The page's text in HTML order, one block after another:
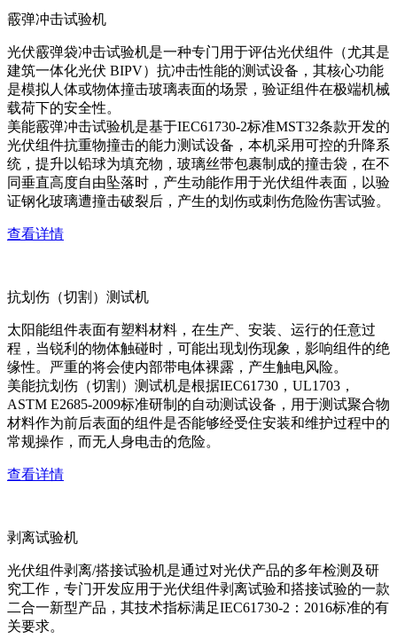
霰弹冲击试验机
光伏霰弹袋冲击试验机是一种专门用于评估光伏组件（尤其是
建筑一体化光伏 BIPV）抗冲击性能的测试设备，其核心功能
是模拟人体或物体撞击玻璃表面的场景，验证组件在极端机械
载荷下的安全性。
美能霰弹冲击试验机是基于IEC61730-2标准MST32条款开发的
光伏组件抗重物撞击的能力测试设备，本机采用可控的升降系
统，提升以铅球为填充物，玻璃丝带包裹制成的撞击袋，在不
同垂直高度自由坠落时，产生动能作用于光伏组件表面，以验
证钢化玻璃遭撞击破裂后，产生的划伤或刺伤危险伤害试验。
查看详情
抗划伤（切割）测试机
太阳能组件表面有塑料材料，在生产、安装、运行的任意过
程，当锐利的物体触碰时，可能出现划伤现象，影响组件的绝
缘性。严重的将会使内部带电体裸露，产生触电风险。
美能抗划伤（切割）测试机是根据IEC61730，UL1703，
ASTM E2685-2009标准研制的自动测试设备，用于测试聚合物
材料作为前后表面的组件是否能够经受住安装和维护过程中的
常规操作，而无人身电击的危险。
查看详情
剥离试验机
光伏组件剥离/搭接试验机是通过对光伏产品的多年检测及研
究工作，专门开发应用于光伏组件剥离试验和搭接试验的一款
二合一新型产品，其技术指标满足IEC61730-2：2016标准的有
关要求。